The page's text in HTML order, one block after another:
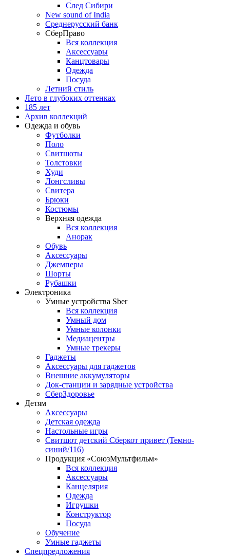
След Сибири
New sound of India
Среднерусский банк
СберПраво
Вся коллекция
Аксессуары
Канцтовары
Одежда
Посуда
Летний стиль
Лето в глубоких оттенках
185 лет
Архив коллекций
Одежда и обувь
Футболки
Поло
Свитшоты
Толстовки
Худи
Лонгсливы
Свитера
Брюки
Костюмы
Верхняя одежда
Вся коллекция
Анорак
Обувь
Аксессуары
Джемперы
Шорты
Рубашки
Электроника
Умные устройства Sber
Вся коллекция
Умный дом
Умные колонки
Медиацентры
Умные трекеры
Гаджеты
Аксессуары для гаджетов
Внешние аккумуляторы
Док-станции и зарядные устройства
СберЗдоровье
Детям
Аксессуары
Детская одежда
Настольные игры
Свитшот детский Сберкот привет (Темно-
синий/116)
Продукция «СоюзМультфильм»
Вся коллекция
Аксессуары
Канцелярия
Одежда
Игрушки
Конструктор
Посуда
Обучение
Умные гаджеты
Спецпредложения